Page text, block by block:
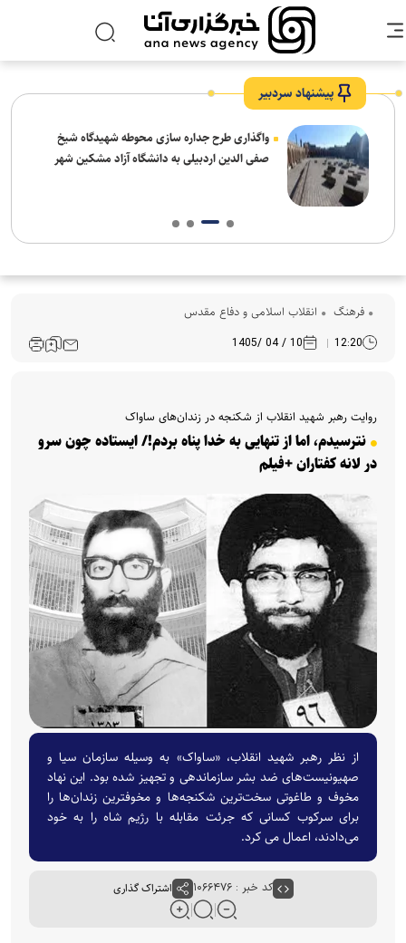
پیشنهاد سردبیر
واگذاری طرح جداره سازی محوطه شهیدگاه شیخ
صفی الدین اردبیلی به دانشگاه آزاد مشکین شهر
فرهنگ‌ انقلاب اسلامی و دفاع مقدس
12:20
10 / 04 /1405
روایت رهبر شهید انقلاب از شکنجه در زندان‌های ساواک
نترسیدم، اما از تنهایی به خدا پناه بردم!/ ایستاده چون سرو
در لانه کفتاران +فیلم
از نظر رهبر شهید انقلاب، «ساواک» به وسیله سازمان سیا و
صهیونیست‌های ضد بشر سازماندهی و تجهیز شده بود. این نهاد
مخوف و طاغوتی سخت‌ترین شکنجه‌ها و مخوفترین زندان‌ها را
برای سرکوب کسانی که جرئت مقابله با رژیم شاه را به خود
می‌دادند، اعمال می کرد.
کد خبر : ۱۰۶۶۴۷۶ اشتراک گذاری